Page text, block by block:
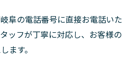
阜の電話番号に直接お電話いた
ッフが丁寧に対応し、お客様の
ます。